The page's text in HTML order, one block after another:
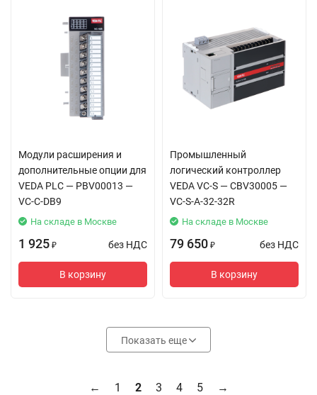
Модули расширения и
дополнительные опции для
VEDA PLC — PBV00013 —
VC-C-DB9
На складе в Москве
1 925 ₽ без НДС
В корзину
Промышленный
логический контроллер
VEDA VC-S — CBV30005 —
VC-S-A-32-32R
На складе в Москве
79 650 ₽ без НДС
В корзину
Показать еще
← 1 2 3 4 5 →